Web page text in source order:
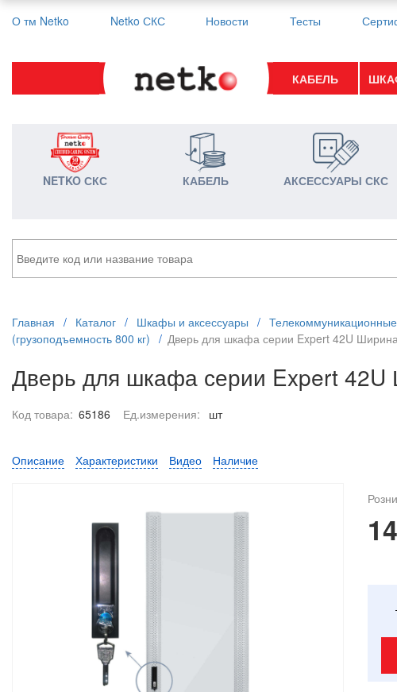
О тм Netko Netko СКС Новости Тесты
КАБЕЛЬ
NETKO СКС КАБЕЛЬ АКСЕССУАРЫ СКС
Главная / Каталог / Шкафы и аксессуары /
(грузоподъемность 800 кг) / Дверь для шкафа серии Expert 42U
Дверь для шкафа серии Expert 42U
Код товара: 65186 Ед.измерения: шт
Описание Характеристики Видео Наличие